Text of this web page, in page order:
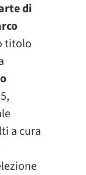
di
titolo
a cura